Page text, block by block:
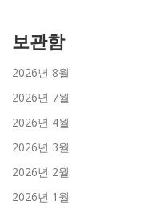
보관함
2026년 8월
2026년 7월
2026년 4월
2026년 3월
2026년 2월
2026년 1월